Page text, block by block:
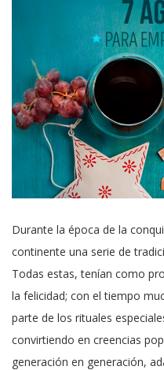
Durante la época de la
continente una serie de
Todas estas, tenían como
la felicidad; con el tiempo
parte de los rituales
convirtiendo en creencias
generación en generación,